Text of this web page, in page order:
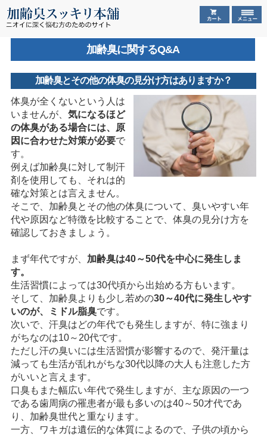
加齢臭に関するQ&A
加齢臭とその他の体臭の見分け方はありますか？
体臭が全くないという人は
いませんが、 気になるほど
の体臭がある場合には、原
因に合わせた対策が必要で
す。
例えば加齢臭に対して制汗
剤を使用しても、それは的
確な対策とは言えません。
そこで、加齢臭とその他の体臭について、臭いやすい年
代や原因など特徴を比較することで、体臭の見分け方を
確認しておきましょう。
まず年代ですが、 加齢臭は40～50代を中心に発生しま
す。
生活習慣によっては30代頃から出始める方もいます。
そして、加齢臭よりも少し若めの30～40代に発生しやす
いのが、ミドル脂臭です。
次いで、汗臭はどの年代でも発生しますが、特に強まり
がちなのは10～20代です。
ただし汗の臭いには生活習慣が影響するので、発汗量は
減っても生活が乱れがちな30代以降の大人も注意した方
がいいと言えます。
口臭もまた幅広い年代で発生しますが、主な原因の一つ
である歯周病の罹患者が最も多いのは40～50才代であ
り、加齢臭世代と重なります。
一方、ワキガは遺伝的な体質によるので、子供の頃から